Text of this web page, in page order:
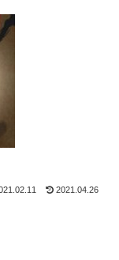
2021.04.26